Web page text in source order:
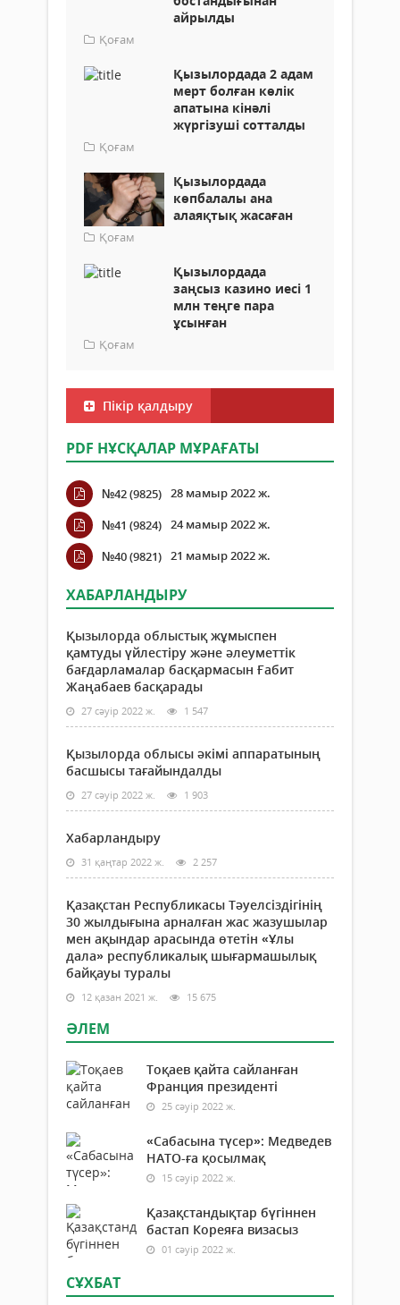
айрылды
Қоғам
Қызылордада 2 адам
мерт болған көлік
апатына кінәлі
жүргізуші сотталды
Қоғам
Қызылордада
көпбалалы ана
алаяқтық жасаған
Қоғам
Қызылордада
заңсыз казино иесі 1
млн теңге пара
ұсынған
Қоғам
Пікір қалдыру
PDF НҰСҚАЛАР МҰРАҒАТЫ
№42 (9825) 28 мамыр 2022 ж.
№41 (9824) 24 мамыр 2022 ж.
№40 (9821) 21 мамыр 2022 ж.
ХАБАРЛАНДЫРУ
Қызылорда облыстық жұмыспен
қамтуды үйлестіру және әлеуметтік
бағдарламалар басқармасын Ғабит
Жаңабаев басқарады
27 сәуір 2022 ж. 1 547
Қызылорда облысы әкімі аппаратының
басшысы тағайындалды
27 сәуір 2022 ж. 1 903
Хабарландыру
31 қаңтар 2022 ж. 2 257
Қазақстан Республикасы Тәуелсіздігінің
30 жылдығына арналған жас жазушылар
мен ақындар арасында өтетін «Ұлы
дала» республикалық шығармашылық
байқауы туралы
12 қазан 2021 ж. 15 675
ӘЛЕМ
Тоқаев қайта сайланған
Франция президенті
25 сәуір 2022 ж.
«Сабасына түсер»: Медведев
НАТО-ға қосылмақ
15 сәуір 2022 ж.
Қазақстандықтар бүгіннен
бастап Кореяға визасыз
01 сәуір 2022 ж.
СҰХБАТ